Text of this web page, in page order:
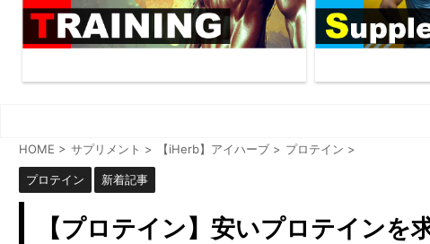
HOME > サプリメント > 【iHerb】アイハーブ > プロテイン >
プロテイン 新着記事
【プロテイン】安いプロテイン